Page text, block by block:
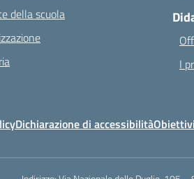
della scuola
I
Dichiarazione di accessibilità